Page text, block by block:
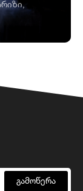
გამოწერა